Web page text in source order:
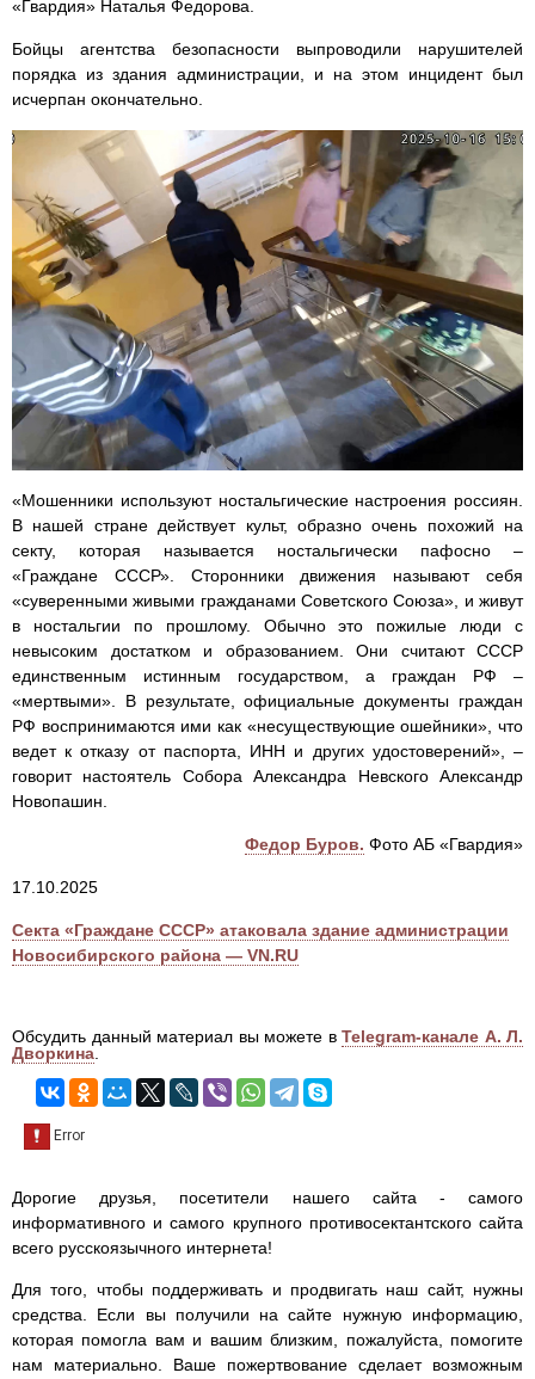
«Гвардия» Наталья Федорова.
Бойцы агентства безопасности выпроводили нарушителей
порядка из здания администрации, и на этом инцидент был
исчерпан окончательно.
«Мошенники используют ностальгические настроения россиян.
В нашей стране действует культ, образно очень похожий на
секту, которая называется ностальгически пафосно –
«Граждане СССР». Сторонники движения называют себя
«суверенными живыми гражданами Советского Союза», и живут
в ностальгии по прошлому. Обычно это пожилые люди с
невысоким достатком и образованием. Они считают СССР
единственным истинным государством, а граждан РФ –
«мертвыми». В результате, официальные документы граждан
РФ воспринимаются ими как «несуществующие ошейники», что
ведет к отказу от паспорта, ИНН и других удостоверений», –
говорит настоятель Собора Александра Невского Александр
Новопашин.
Федор Буров. Фото АБ «Гвардия»
17.10.2025
Секта «Граждане СССР» атаковала здание администрации
Новосибирского района — VN.RU
Обсудить данный материал вы можете в Telegram-канале А. Л.
Дворкина
Дорогие друзья, посетители нашего сайта - самого
информативного и самого крупного противосектантского сайта
всего русскоязычного интернета!
Для того, чтобы поддерживать и продвигать наш сайт, нужны
средства. Если вы получили на сайте нужную информацию,
которая помогла вам и вашим близким, пожалуйста, помогите
нам материально. Ваше пожертвование сделает возможным